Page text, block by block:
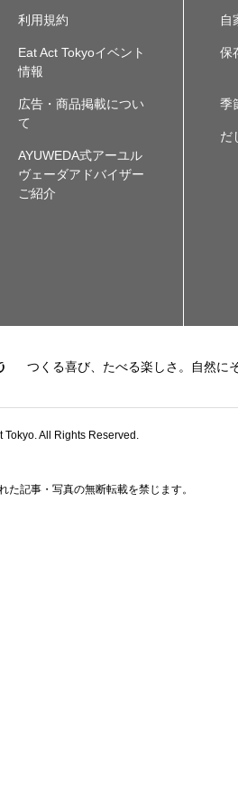
利用規約
Eat Act Tokyoイベント
情報
広告・商品掲載につい
て
AYUWEDA式アーユル
ヴェーダアドバイザー
ご紹介
自
保
季
だ
つくる喜び、たべる楽しさ。自然に
Tokyo. All Rights Reserved.
た記事・写真の無断転載を禁じます。